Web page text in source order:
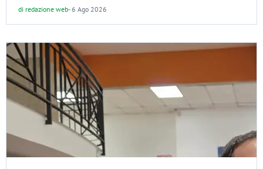
di redazione web-6 Ago 2026